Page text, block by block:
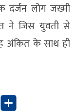
दर्जन लोग जख्मी
ने जिस युवती से
अंकित के साथ ही